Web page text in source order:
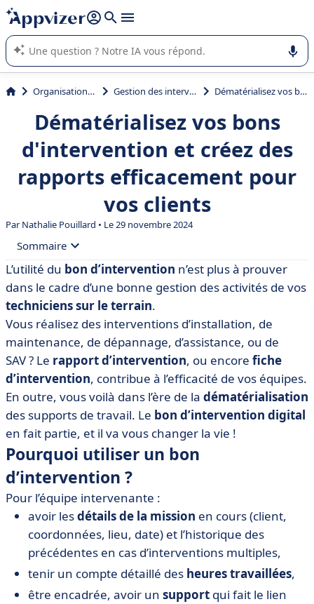
répondre (plusieurs lignes avec
L'IA de Appvizer vous guide dans l'utilisation ou la sélection de
logiciel SaaS en entreprise.
Organisation et planification Gestion des interventions et tournées Dématérialisez vos bons d'intervention et créez des rapports efficacement pour vos clients
Dématérialisez vos bons
d'intervention et créez des
rapports efficacement pour
vos clients
ParNathalie Pouillard • Le 29 novembre 2024
Sommaire
• Pourquoi utiliser un bon d’intervention ?
• 3 phases pour créer le parfait bon d’intervention
• Comment établir un bon d’intervention ? 4 solutions
et leurs modes d’emploi
• Outils pour dématérialiser vos rapports et bons
d’intervention
• Une révolution dans le monde du travail mobile
L’utilité du bon d’intervention n’est plus à prouver
dans le cadre d’une bonne gestion des activités de vos
techniciens sur le terrain.
Vous réalisez des interventions d’installation, de
maintenance, de dépannage, d’assistance, ou de
SAV ? Le rapport d’intervention, ou encore fiche
d’intervention, contribue à l’efficacité de vos équipes.
En outre, vous voilà dans l’ère de la dématérialisation
des supports de travail. Le bon d’intervention digital
en fait partie, et il va vous changer la vie !
Pourquoi utiliser un bon
d’intervention ?
Pour l’équipe intervenante :
avoir lesdétails de la mission en cours (client,
coordonnées, lieu, date) et l’historique des
précédentes en cas d’interventions multiples,
tenir un compte détaillé des heures travaillées,
être encadrée, avoir un support qui fait le lien